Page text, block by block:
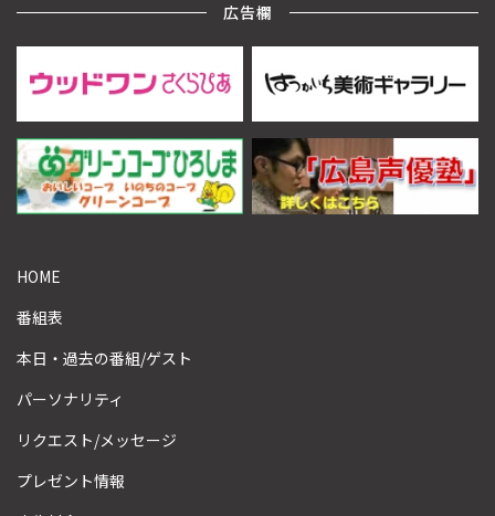
広告欄
HOME
番組表
本日・過去の番組/ゲスト
パーソナリティ
リクエスト/メッセージ
プレゼント情報